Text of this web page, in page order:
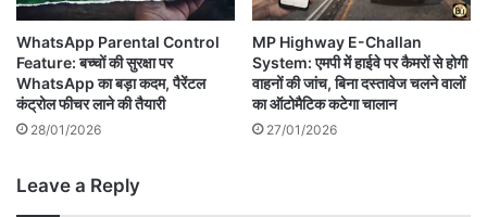
WhatsApp Parental Control
Feature: बच्चों की सुरक्षा पर
WhatsApp का बड़ा कदम, पैरेंटल
कंट्रोल फीचर लाने की तैयारी
28/01/2026
MP Highway E-Challan
System: एमपी में हाईवे पर कैमरों से होगी
वाहनों की जांच, बिना दस्तावेज चलने वालों
का ऑटोमैटिक कटेगा चालान
27/01/2026
Leave a Reply